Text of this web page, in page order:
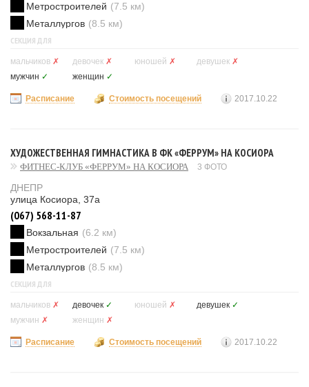
Метростроителей (7.5 км)
Металлургов (8.5 км)
СЕКЦИЯ ДЛЯ
мальчиков ✗ девочек ✗ юношей ✗ девушек ✗
мужчин ✓ женщин ✓
Расписание Стоимость посещений 2017.10.22
ХУДОЖЕСТВЕННАЯ ГИМНАСТИКА В ФК «ФЕРРУМ» НА КОСИОРА
ФИТНЕС-КЛУБ «ФЕРРУМ» НА КОСИОРА 3 ФОТО
ДНЕПР
улица Косиора, 37а
(067) 568-11-87
Вокзальная (6.2 км)
Метростроителей (7.5 км)
Металлургов (8.5 км)
СЕКЦИЯ ДЛЯ
мальчиков ✗ девочек ✓ юношей ✗ девушек ✓
мужчин ✗ женщин ✗
Расписание Стоимость посещений 2017.10.22